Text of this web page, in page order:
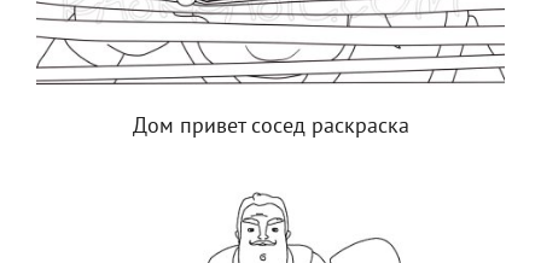
Дом привет сосед раскраска